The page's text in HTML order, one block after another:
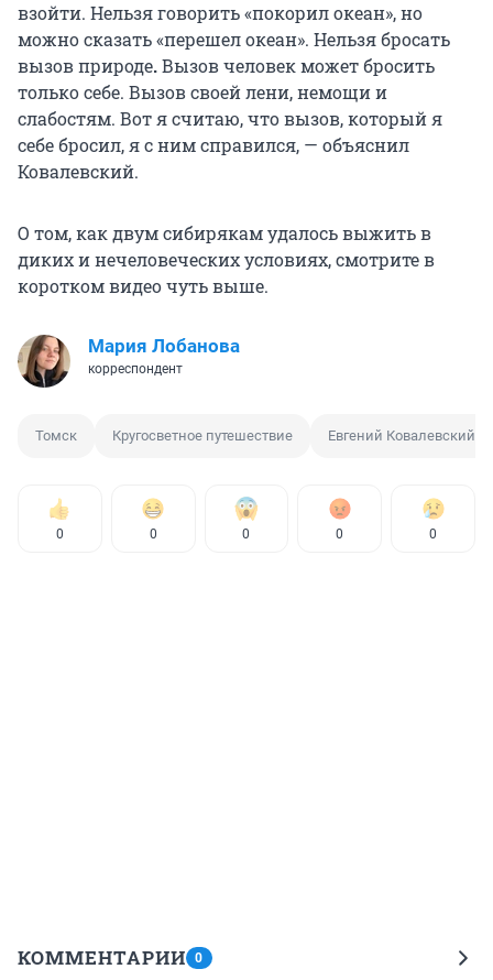
взойти. Нельзя говорить «покорил океан», но
можно сказать «перешел океан». Нельзя бросать
вызов природе.Вызов человек может бросить
только себе. Вызов своей лени, немощи и
слабостям. Вот я считаю, что вызов, который я
себе бросил, я с ним справился, — объяснил
Ковалевский.
О том, как двум сибирякам удалось выжить в
диких и нечеловеческих условиях, смотрите в
коротком видео чуть выше.
Мария Лобанова
корреспондент
Томск Кругосветное путешествие Евгений Ковалевский
0 0 0 0 0
КОММЕНТАРИИ 0